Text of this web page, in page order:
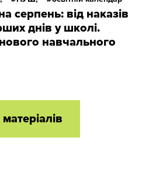
серпень: від наказів
днів у школі.
навчального